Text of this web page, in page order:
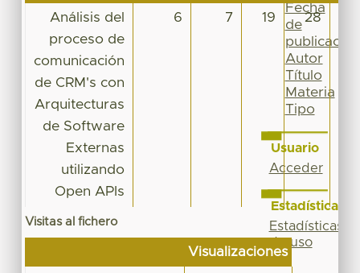
Análisis del
proceso de
comunicación
de CRM's con
Arquitecturas
de Software
Externas
utilizando
Open APIs
6 7 19 28
Visitas al fichero
Visualizaciones
Fecha
de
publicación
Autor
Título
Materia
Tipo
Usuario
Acceder
Estadísticas
Estadísticas
de uso